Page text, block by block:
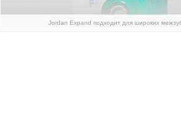
Jordan Expand подходит для широких